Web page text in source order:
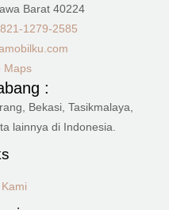
Barat 40224
1279-2585
Maps
:
Bekasi, Tasikmalaya,
lainnya di Indonesia.